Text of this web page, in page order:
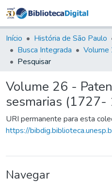
&
Início História de São Paulo
Busca Integrada
Pesquisar
Volume 26 -
sesmarias (1727-
URI permanente para esta
https://
Navegar